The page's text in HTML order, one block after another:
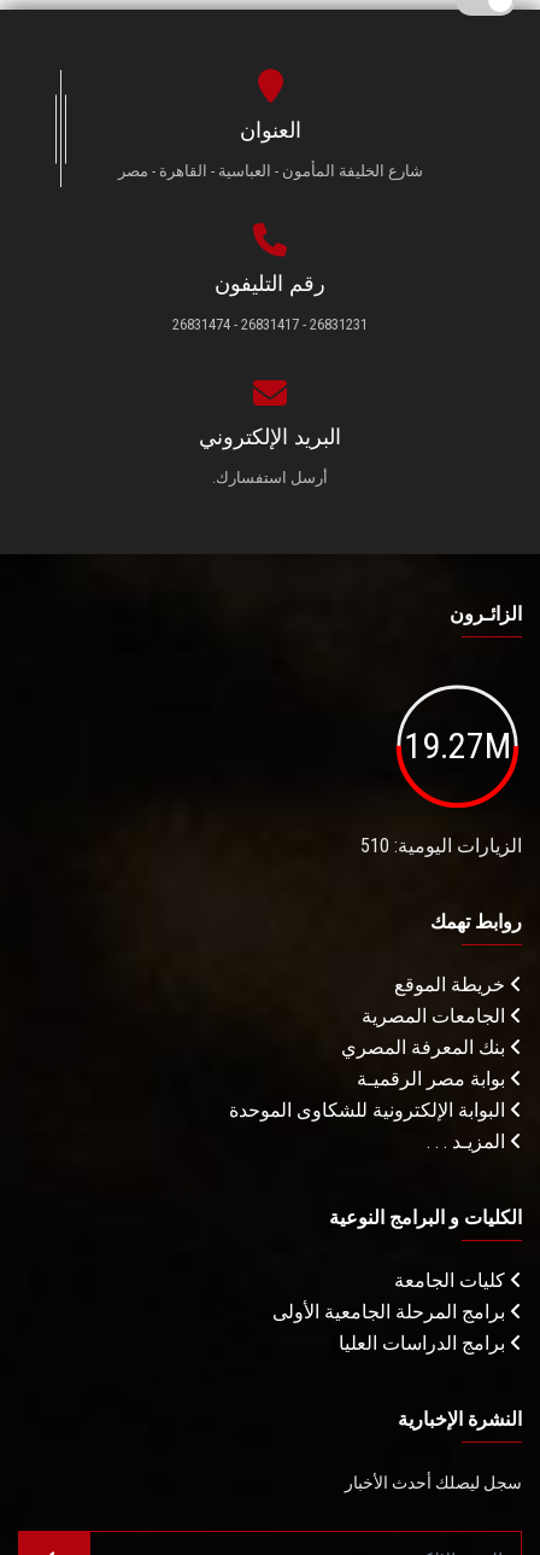
العنوان
شارع الخليفة المأمون - العباسية - القاهرة - مصر
رقم التليفون
26831231 - 26831417 - 26831474
البريد الإلكتروني
أرسل استفسارك.
الزائـرون
19.27M
الزيارات اليومية: 510
روابط تهمك
خريطة الموقع
الجامعات المصرية
بنك المعرفة المصري
بوابة مصر الرقميـة
البوابة الإلكترونية للشكاوى الموحدة
المزيـد . . .
الكليات و البرامج النوعية
كليات الجامعة
برامج المرحلة الجامعية الأولى
برامج الدراسات العليا
النشرة الإخبارية
سجل ليصلك أحدث الأخبار